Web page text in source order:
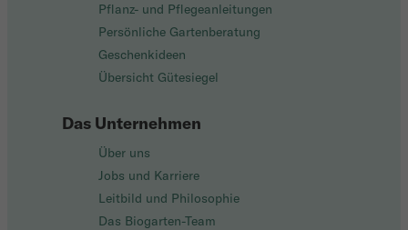
Pflanz- und Pflegeanleitungen
Persönliche Gartenberatung
Geschenkideen
Übersicht Gütesiegel
Das Unternehmen
Über uns
Jobs und Karriere
Leitbild und Philosophie
Das Biogarten-Team